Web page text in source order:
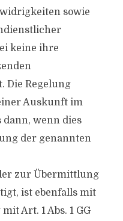
sowie
keine ihre
Die Regelung
Auskunft im
wenn dies
der genannten
der zur Übermittlung
ist ebenfalls mit
Art. 1 Abs. 1 GG